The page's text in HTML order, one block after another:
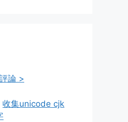
論 >
收集unicode cjk